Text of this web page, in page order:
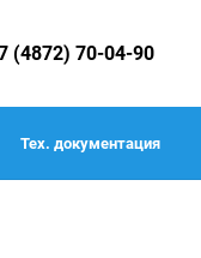
(4872) 70-04-90
Тех. документация